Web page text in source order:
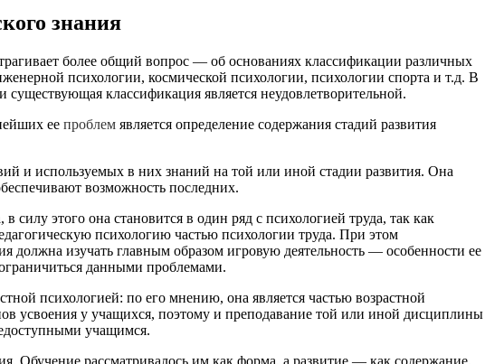
знания
более общий вопрос — об основаниях классификации различных
психологии, космической психологии, психологии спорта и т.д. В
классификация является неудовлетворительной.
ее проблем является определение содержания стадий развития
и используемых в них знаний на той или иной стадии развития. Она
возможность последних.
силу этого она становится в один ряд с психологией труда, так как
психологию частью психологии труда. При этом
должна изучать главным образом игровую деятельность — особенности ее
данными проблемами.
психологией: по его мнению, она является частью возрастной
усвоения у учащихся, поэтому и преподавание той или иной дисциплины
учащимся.
Обучение рассматривалось им как форма, а развитие — как содержание,